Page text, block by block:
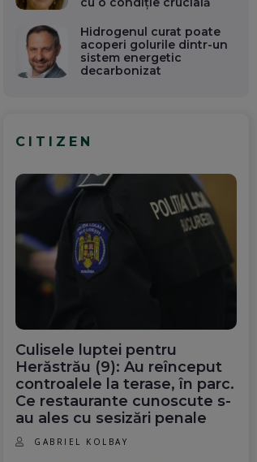
Hidrogenul curat poate
acoperi golurile dintr-un
sistem energetic
decarbonizat
CITIZEN
Culisele luptei pentru
Herăstrău (9): Au reînceput
controalele la terase, în parc.
Ce restaurante cunoscute s-
au ales cu sesizări penale
GABRIEL KOLBAY